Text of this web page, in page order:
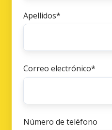
Apellidos*
Correo electrónico*
Número de teléfono